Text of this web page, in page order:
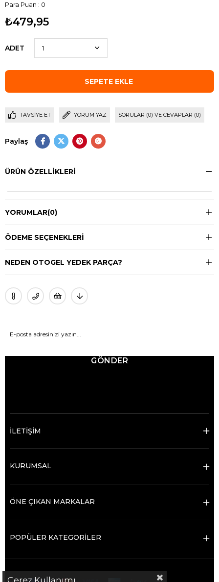
Para Puan : 0
₺479,95
ADET
TAVSIYE ET YORUM YAZ SORULAR (0) VE CEVAPLAR (0)
Paylaş
ÜRÜN ÖZELLIKLERI
YORUMLAR(0)
ÖDEME SEÇENEKLERI
NEDEN OTOGEL YEDEK PARÇA?
GÖNDER
İLETİŞİM
KURUMSAL
ÖNE ÇIKAN MARKALAR
POPÜLER KATEGORİLER
Çerez Kullanımı